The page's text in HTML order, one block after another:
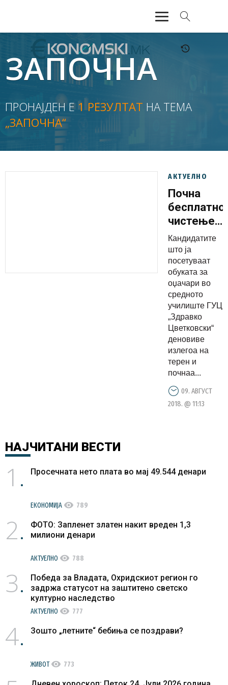
АКТУЕЛНО
ЕКОНОМИЈА
ФИНАНСИИ
БАНКАРСТВО
ЖИВОТ
ЗАПОЧНА
ПРОНАЈДЕН Е1 РЕЗУЛТАТ НА ТЕМА
„ЗАПОЧНА“
АКТУЕЛНО
Почна
чистење
на 100
оџаци во
главниот
град
Кандидатите
што ја
посетуваат
обуката за
оџачари во
средното
училиште ГУЦ
„Здравко
Цветковски“
деновиве
излегоа на
терен и
почнаа...
09. АВГУСТ
2018. @ 11:13
НАЈЧИТАНИ ВЕСТИ
1 Просечната нето плата во мај 49.544 денари
ЕКОНОМИЈА visibility 789
2
ФОТО: Запленет златен накит вреден 1,3
милиони денари
АКТУЕЛНО visibility 788
3
Победа за Владата, Охридскиот регион го
задржа статусот на заштитено светско
културно наследство
АКТУЕЛНО visibility 777
4 Зошто „летните“ бебиња се поздрави?
ЖИВОТvisibility 773